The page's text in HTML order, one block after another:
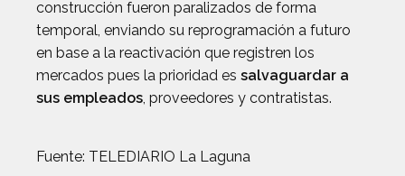
construcción fueron paralizados de forma
temporal, enviando su reprogramación a futuro
en base a la reactivación que registren los
mercados pues la prioridad es salvaguardar a
sus empleados, proveedores y contratistas.
Fuente: TELEDIARIO La Laguna